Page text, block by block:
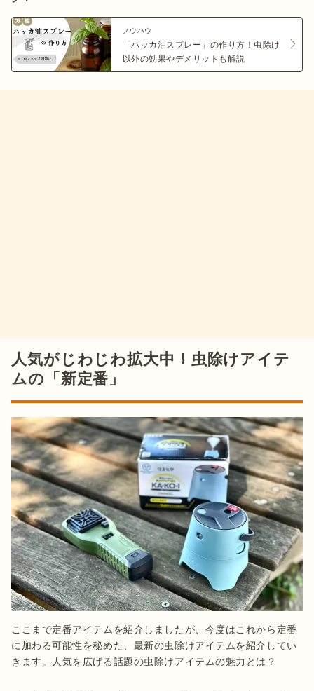
ノウハウ
「ハッカ油スプレー」の作り方！虫除け
以外の効果やデメリットも解説
人気がじわじわ拡大中！虫除けアイテ
ムの「新定番」
ここまで定番アイテムを紹介しましたが、今度はこれから定番
に加わる可能性を秘めた、最新の虫除けアイテムを紹介してい
きます。人気を広げる話題の虫除けアイテムの魅力とは？